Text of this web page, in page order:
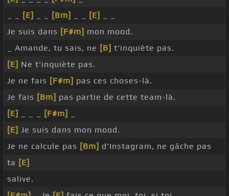
[E] [Bm] [E]
Je suis dans [F#m] mon mood.
_ Amande, tu sais, ne [B] t'inquiète pas.
[E] Ne t'inquiète pas.
Je ne fais [F#m] pas ces choses-là.
Je fais [Bm] pas partie de cette team-là.
[E]
[F#m]
[E] Je suis dans mon mood.
Je ne calcule pas [Bm] d'Instagram, ne gâche pas
ta [E]
salive.